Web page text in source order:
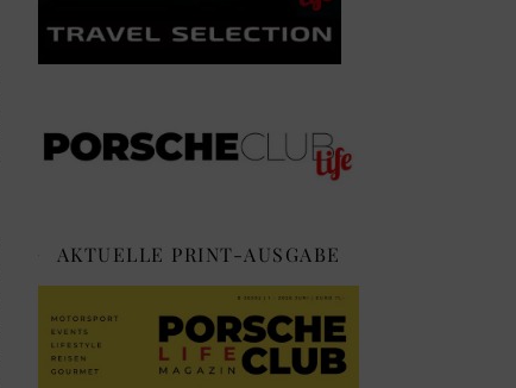
AKTUELLE PRINT-AUSGABE